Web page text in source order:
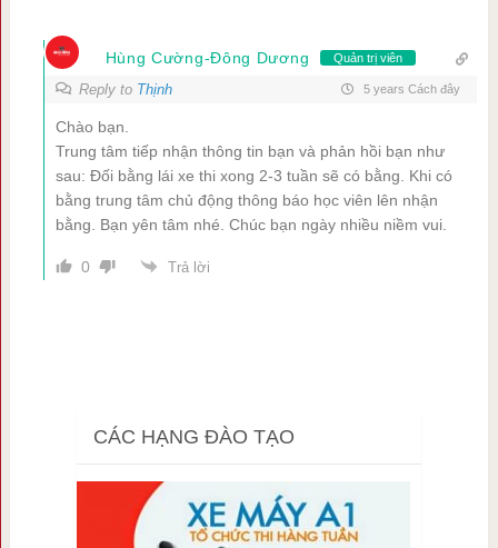
Hùng Cường-Đông Dương Quản trị viên
Reply to Thịnh 5 years Cách đây
Chào bạn.
Trung tâm tiếp nhận thông tin bạn và phản hồi bạn như
sau: Đối bằng lái xe thi xong 2-3 tuần sẽ có bằng. Khi có
bằng trung tâm chủ động thông báo học viên lên nhận
bằng. Bạn yên tâm nhé. Chúc bạn ngày nhiều niềm vui.
0 Trả lời
CÁC HẠNG ĐÀO TẠO